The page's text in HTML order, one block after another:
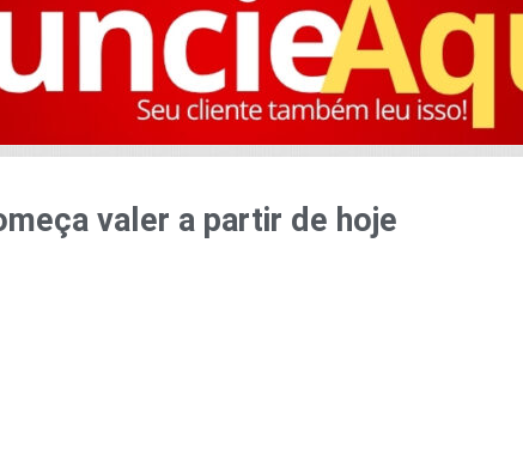
valer a partir de hoje